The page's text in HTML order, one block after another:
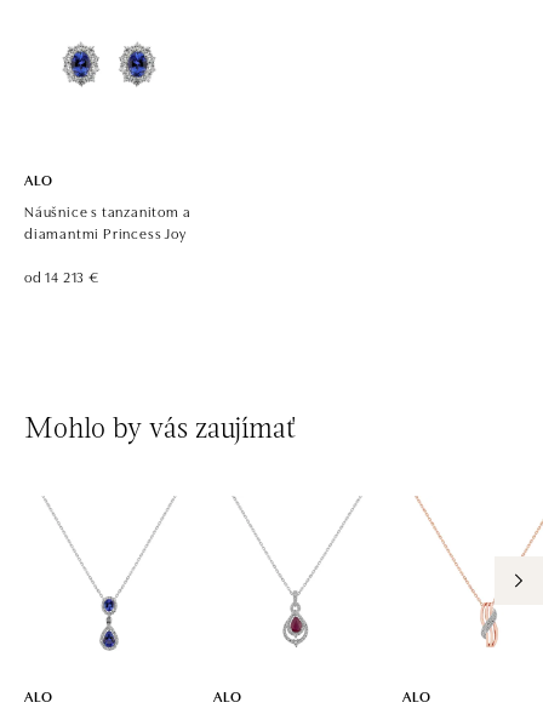
ALO diamonds, Westfield, Praha 4 - Chodov
Roztylská 2321/19, 148 00 Praha 4 - Chodov
ALO
Náušnice s tanzanitom a
diamantmi Princess Joy
od 14 213 €
Mohlo by vás zaujímať
ALO
ALO
ALO